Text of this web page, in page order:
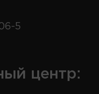
5
центр: